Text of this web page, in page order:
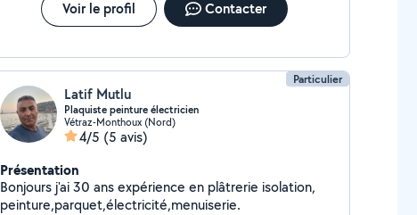
Voir le profil Contacter
Particulier
Latif Mutlu
Plaquiste peinture électricien
Vétraz-Monthoux (Nord)
4/5 (5 avis)
Présentation
Bonjours j'ai 30 ans expérience en plâtrerie isolation,
peinture,parquet,électricité,menuiserie.